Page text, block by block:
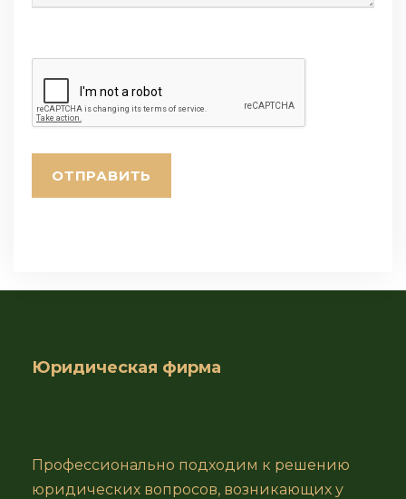
Юридическая фирма
Профессионально подходим к решению
юридических вопросов, возникающих у